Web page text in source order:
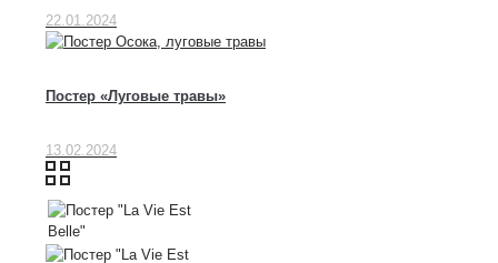
22.01.2024
Постер «Луговые травы»
13.02.2024